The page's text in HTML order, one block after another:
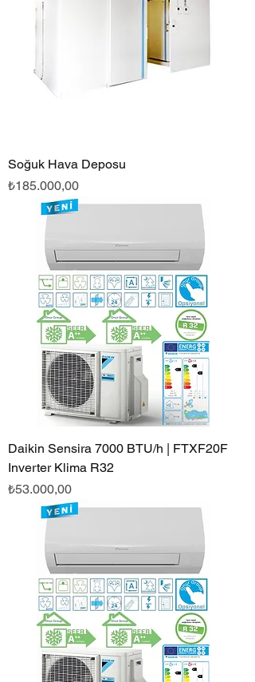
Soğuk Hava Deposu
Fiyat
₺185.000,00
Daikin Sensira 7000 BTU/h | FTXF20F
Inverter Klima R32
Fiyat
₺53.000,00